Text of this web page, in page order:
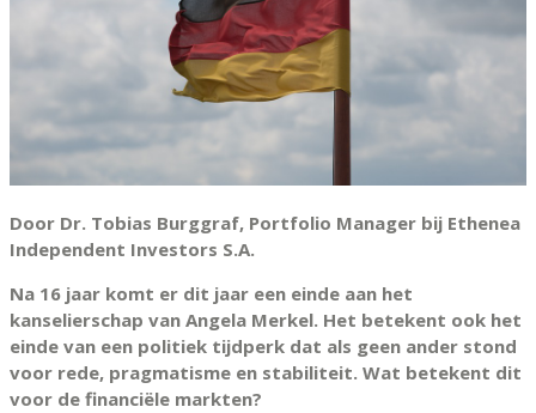
Door Dr. Tobias Burggraf, Portfolio Manager bij Ethenea
Independent Investors S.A.
Na 16 jaar komt er dit jaar een einde aan het
kanselierschap van Angela Merkel. Het betekent ook het
einde van een politiek tijdperk dat als geen ander stond
voor rede, pragmatisme en stabiliteit. Wat betekent dit
voor de financiële markten?